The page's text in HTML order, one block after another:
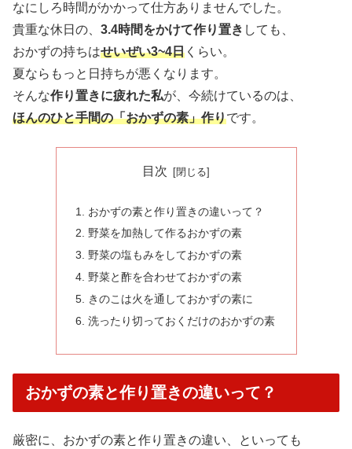
なにしろ時間がかかって仕方ありませんでした。
貴重な休日の、 3.4時間をかけて作り置き しても、
おかずの持ちはせいぜい3~4日 くらい。
夏ならもっと日持ちが悪くなります。
そんな作り置きに疲れた私が、今続けているのは、
ほんのひと手間の「おかずの素」作りです。
目次
おかずの素と作り置きの違いって？
野菜を加熱して作るおかずの素
野菜の塩もみをしておかずの素
野菜と酢を合わせておかずの素
きのこは火を通しておかずの素に
洗ったり切っておくだけのおかずの素
おかずの素と作り置きの違いって？
厳密に、おかずの素と作り置きの違い、といっても